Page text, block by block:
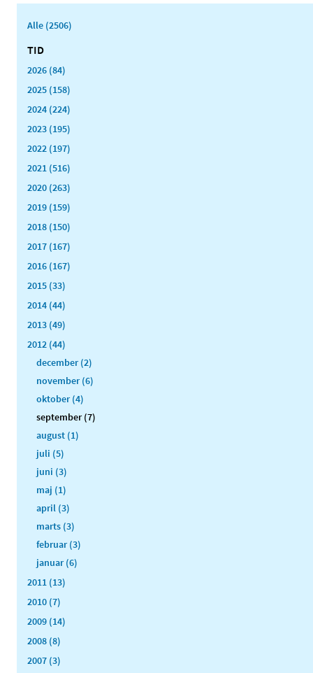
Alle (2506)
TID
2026 (84)
2025 (158)
2024 (224)
2023 (195)
2022 (197)
2021 (516)
2020 (263)
2019 (159)
2018 (150)
2017 (167)
2016 (167)
2015 (33)
2014 (44)
2013 (49)
2012 (44)
december (2)
november (6)
oktober (4)
september (7)
august (1)
juli (5)
juni (3)
maj (1)
april (3)
marts (3)
februar (3)
januar (6)
2011 (13)
2010 (7)
2009 (14)
2008 (8)
2007 (3)